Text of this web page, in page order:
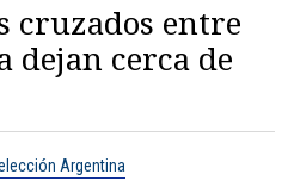
cruzados entre
dejan cerca de
Argentina